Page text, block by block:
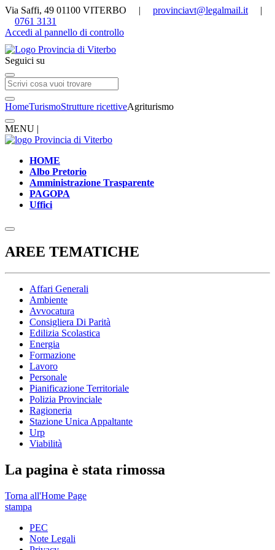
Via Saffi, 49 01100 VITERBO | provinciavt@legalmail.it |
0761 3131
Accedi al pannello di controllo
Seguici su
HomeTurismoStrutture ricettiveAgriturismo
MENU |
HOME
Albo Pretorio
Amministrazione Trasparente
PAGOPA
Uffici
AREE TEMATICHE
Affari Generali
Ambiente
Avvocatura
Consigliera Di Parità
Edilizia Scolastica
Energia
Formazione
Lavoro
Personale
Pianificazione Territoriale
Polizia Provinciale
Ragioneria
Stazione Unica Appaltante
Urp
Viabilità
La pagina è stata rimossa
Torna all'Home Page
stampa
PEC
Note Legali